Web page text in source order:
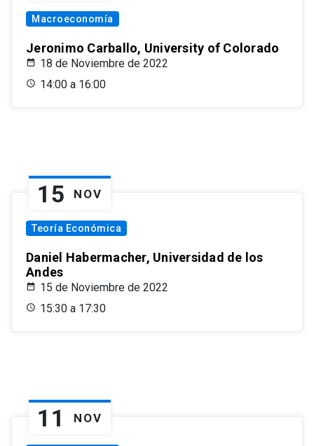
Macroeconomía
Jeronimo Carballo, University of Colorado
18 de Noviembre de 2022
14:00 a 16:00
15 NOV
Teoría Económica
Daniel Habermacher, Universidad de los
Andes
15 de Noviembre de 2022
15:30 a 17:30
11 NOV